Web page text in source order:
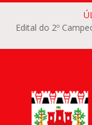
Edital do 2º